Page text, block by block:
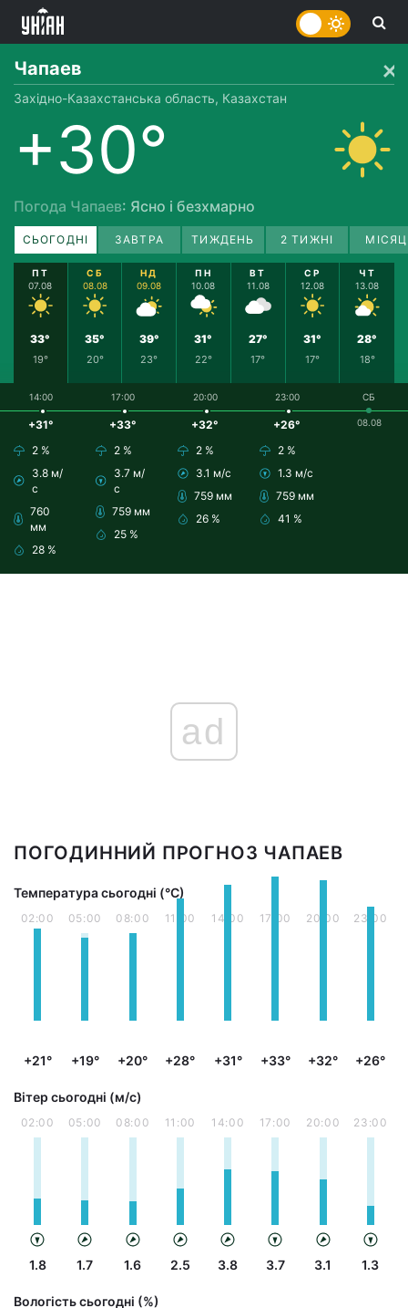
Чапаев
Західно-Казахстанська область, Казахстан
+30°
Погода Чапаев: Ясно і безхмарно
СЬОГОДНІ ЗАВТРА ТИЖДЕНЬ 2 ТИЖНІ
ПТ
07.08
33°
19°
СБ
08.08
35°
20°
НД
09.08
39°
23°
ПН
10.08
31°
22°
ВТ
11.08
27°
17°
СР
12.08
31°
17°
ЧТ
13.08
28°
18°
14:00
+31°
2 %
3.8 м/
с
760
мм
28 %
17:00
+33°
2 %
3.7 м/
с
759 мм
25 %
20:00
+32°
2 %
3.1 м/с
759 мм
26 %
23:00
+26°
2 %
1.3 м/с
759 мм
41 %
СБ
08.08
ad
ПОГОДИННИЙ ПРОГНОЗ ЧАПАЕВ
Температура сьогодні (°С)
02:00
+21°
05:00
+19°
08:00
+20°
11:00
+28°
14:00
+31°
17:00
+33°
20:00
+32°
23:00
+26°
Вітер сьогодні (м/с)
02:00
1.8
05:00
1.7
08:00
1.6
11:00
2.5
14:00
3.8
17:00
3.7
20:00
3.1
23:00
1.3
Вологість сьогодні (%)